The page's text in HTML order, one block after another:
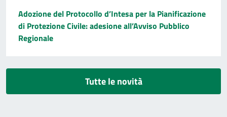
Adozione del Protocollo d’Intesa per la Pianificazione
di Protezione Civile: adesione all’Avviso Pubblico
Regionale
Tutte le novità